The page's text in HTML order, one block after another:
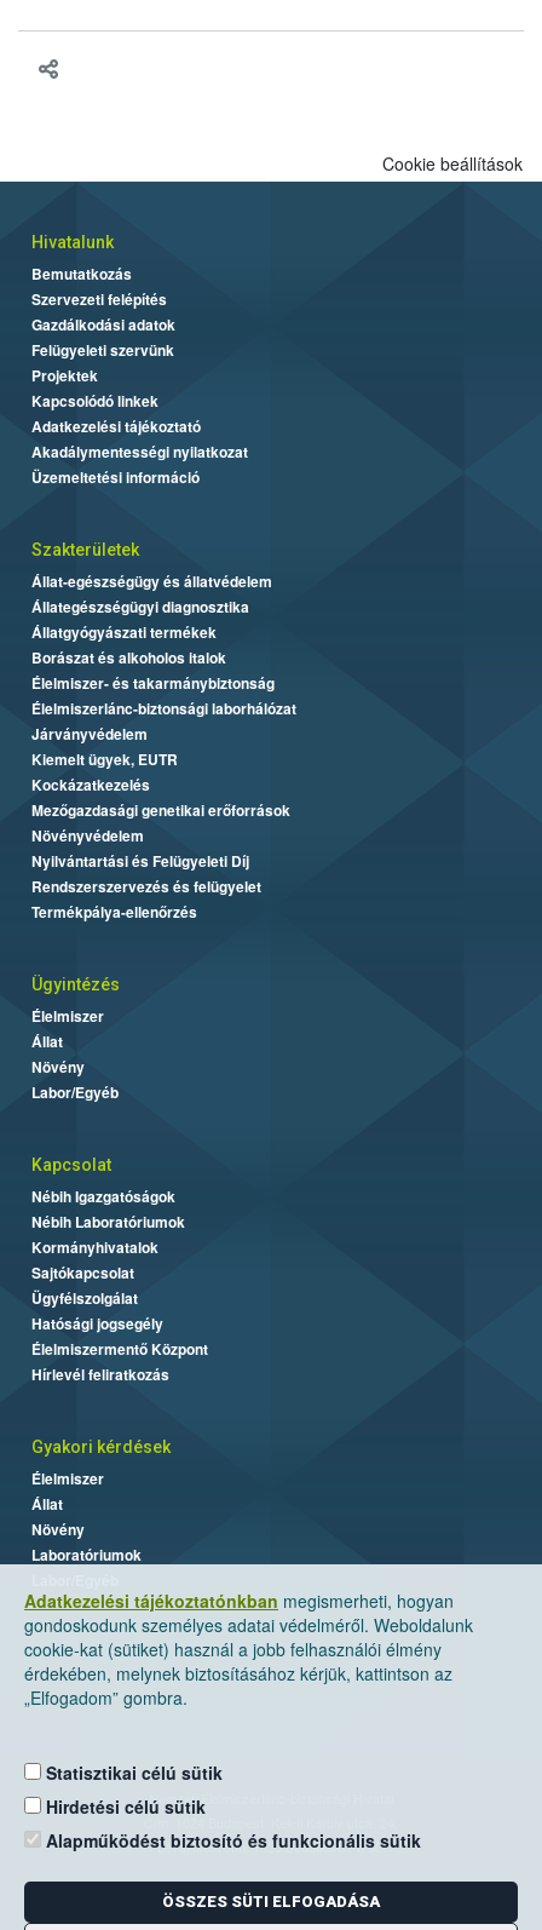
Adatkezelési tájékoztatónkban megismerheti, hogyan
gondoskodunk személyes adatai védelméről. Weboldalunk
cookie-kat (sütiket) használ a jobb felhasználói élmény
érdekében, melynek biztosításához kérjük, kattintson az
„Elfogadom” gombra.
Statisztikai célú sütik
Hirdetési célú sütik
Alapműködést biztosító és funkcionális sütik
ÖSSZES SÜTI ELFOGADÁSA
Cookie beállítások
Hivatalunk
Bemutatkozás
Szervezeti felépítés
Gazdálkodási adatok
Felügyeleti szervünk
Projektek
Kapcsolódó linkek
Adatkezelési tájékoztató
Akadálymentességi nyilatkozat
Üzemeltetési információ
Szakterületek
Állat-egészségügy és állatvédelem
Állategészségügyi diagnosztika
Állatgyógyászati termékek
Borászat és alkoholos italok
Élelmiszer- és takarmánybiztonság
Élelmiszerlánc-biztonsági laborhálózat
Járványvédelem
Kiemelt ügyek, EUTR
Kockázatkezelés
Mezőgazdasági genetikai erőforrások
Növényvédelem
Nyilvántartási és Felügyeleti Díj
Rendszerszervezés és felügyelet
Termékpálya-ellenőrzés
Ügyintézés
Élelmiszer
Állat
Növény
Labor/Egyéb
Kapcsolat
Nébih Igazgatóságok
Nébih Laboratóriumok
Kormányhivatalok
Sajtókapcsolat
Ügyfélszolgálat
Hatósági jogsegély
Élelmiszermentő Központ
Hírlevél feliratkozás
Gyakori kérdések
Élelmiszer
Állat
Növény
Laboratóriumok
Nemzeti Élelmiszerlánc-biztonsági Hivatal
Levelezési cím: 1525 Budapest. Pf. 30.
E-mail:ugyfelszolgalat@nebih.gov.hu